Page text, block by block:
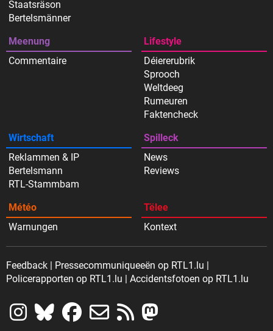
Staatsräson
Bertelsmänner
Meenung
Commentaire
Lifestyle
Déiererubrik
Sprooch
Weltdeeg
Rumeuren
Faktencheck
Wirtschaft
Reklammen & IP
Bertelsmann
RTL-Stammbam
Spilleck
News
Reviews
Météo
Warnungen
Tëlee
Kontext
Feedback
Pressecommuniqueeën op RTL1.lu
Policerapporten op RTL1.lu
Accidentsfotoen op RTL1.lu